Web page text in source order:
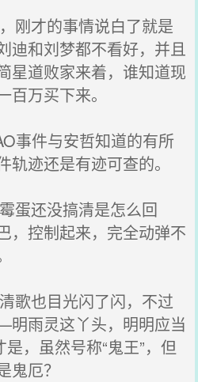
刚才的事情说白了就是
迪和刘梦都不看好，并且
星道败家来着，谁知道现
万买下来。
事件与安哲知道的有所
迹还是有迹可查的。
蛋还没搞清是怎么回
，控制起来，完全动弹不
歌也目光闪了闪，不过
雨灵这丫头，明明应当
，虽然号称“鬼王”，但
鬼厄？